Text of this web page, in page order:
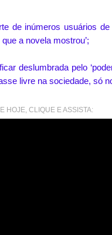
de inúmeros usuários
a novela mostrou’;
deslumbrada pelo
livre na sociedade, só
HOJE, CLIQUE E ASSISTA: